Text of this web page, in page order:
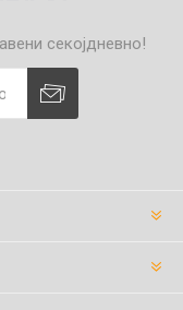
секојдневно!